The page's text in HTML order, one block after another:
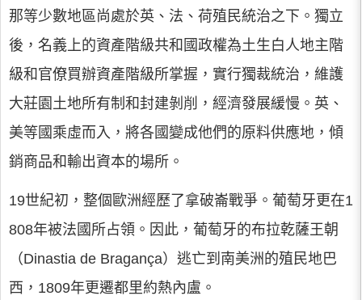
那等少數地區尚處於英、法、荷殖民統治之下。獨立
後，名義上的資產階級共和國政權為土生白人地主階
級和官僚買辦資產階級所掌握，實行獨裁統治，維護
大莊園土地所有制和封建剝削，經濟發展緩慢。英、
美等國乘虛而入，將各國變成他們的原料供應地，傾
銷商品和輸出資本的場所。
19世紀初，整個歐洲經歷了拿破崙戰爭。葡萄牙更在1
808年被法國所占領。因此，葡萄牙的布拉乾薩王朝
（Dinastia de Bragança）逃亡到南美洲的殖民地巴
西，1809年更遷都里約熱內盧。